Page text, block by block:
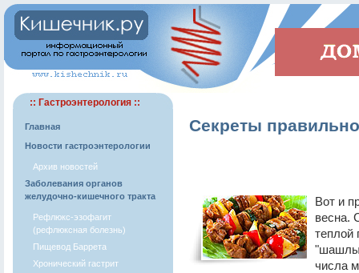
:: Гастроэнтерология ::
Главная
Новости гастроэнтерологии
Архив новостей
Заболевания органов
желудочно-кишечного тракта
Рефлюкс-эзофагит
(рефлюксная болезнь)
Пищевод Баррета
Хронический гастрит
Секреты
Вот и
весна.
теплой
числа